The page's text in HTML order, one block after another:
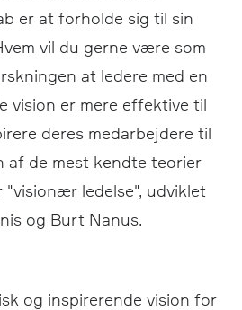
er at forholde sig til sin
vil du gerne være som
at ledere med en
vision er mere effektive til
deres medarbejdere til
af de mest kendte teorier
"visionær ledelse", udviklet
og Burt Nanus.
og inspirerende vision for